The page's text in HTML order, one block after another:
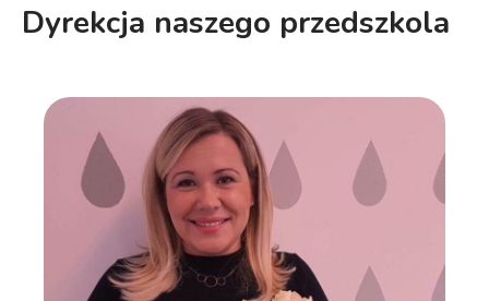
Dyrekcja naszego przedszkola